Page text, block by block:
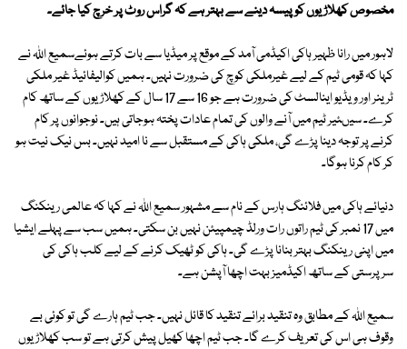
مخصوص کھلاڑیوں کو پیسہ دینے سے بہتر ہے کہ گراس روٹ پر خرچ کیا جائے۔
لاہور میں رانا ظہیر ہاکی اکیڈمی آمد کے موقع پر میڈیا سے بات کرتے ہوئےسمیع اللہ نے
کہا کہ قومی ٹیم کے لیے غیرملکی کوچ کی ضرورت نہیں۔ ہمیں کوالیفائیڈ غیر ملکی
ٹرینر اور ویڈیو اینالسٹ کی ضرورت ہے جو 16 سے 17 سال کے کھلاڑیوں کے ساتھ کام
کرے۔ سیںئیر ٹیم میں آنے والوں کی تمام عادات پختہ ہوجاتی ہیں۔ نوجوانوں پر کام
کرنے پر توجہ دینا پڑے گی، ملکی ہاکی کے مستقبل سے نا امید نہیں۔ بس نیک نیت ہو
کر کام کرنا ہوگا۔
دنیائے ہاکی میں فلائنگ ہارس کے نام سے مشہور سمیع اللہ نے کہا کہ عالمی رینکنگ
میں 17 نمبر کی ٹیم راتوں رات ورلڈ چیمپیئن نہیں بن سکتی۔ ہمیں سب سے پہلے ایشیا
میں اپنی رینکنگ بہتر بنانا پڑے گی۔ ہاکی کو ٹھیک کرنے کے لیے کلب ہاکی کی
سرپرستی کے ساتھ اکیڈمیز بہت اچھا آپشن ہے۔
سمیع اللہ کے مطابق وہ تنقید برائے تنقید کا قائل نہیں۔ جب ٹیم ہارے گی تو کوئی بے
وقوف ہی اس کی تعریف کرے گا۔ جب ٹیم اچھا کھیل پیش کرتی ہے تو سب کھلاڑیوں